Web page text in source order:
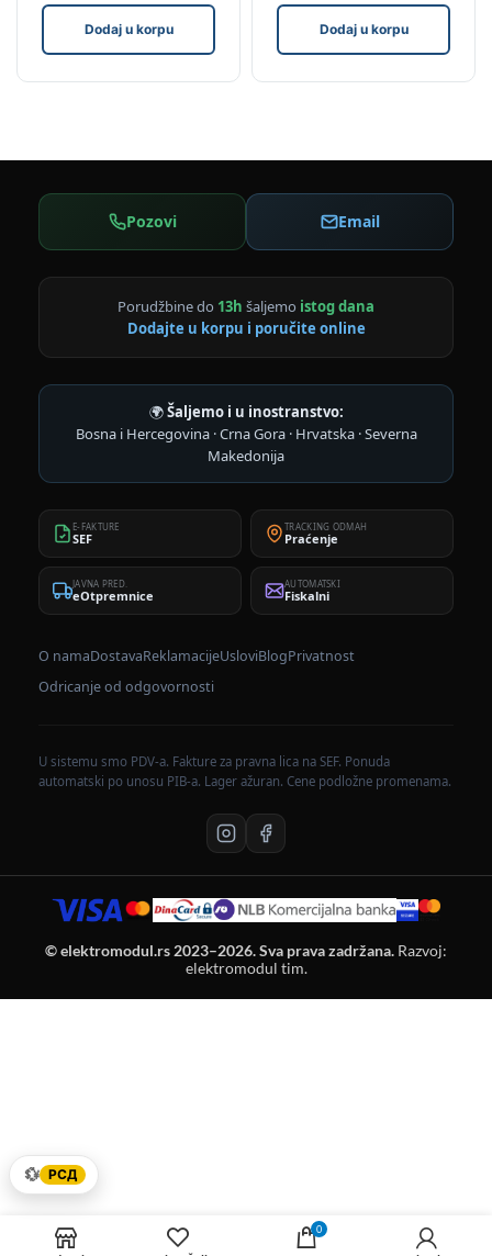
Dodaj u korpu Dodaj u korpu
Pozovi Email
Porudžbine do 13h šaljemo istog dana
Dodajte u korpu i poručite online
🌍Šaljemo i u inostranstvo:
Bosna i Hercegovina · Crna Gora · Hrvatska · Severna
Makedonija
E-FAKTURE
SEF
TRACKING ODMAH
Praćenje
JAVNA PRED.
eOtpremnice
AUTOMATSKI
Fiskalni
O namaDostavaReklamacijeUsloviBlogPrivatnost
Odricanje od odgovornosti
U sistemu smo PDV-a. Fakture za pravna lica na SEF. Ponuda
automatski po unosu PIB-a. Lager ažuran. Cene podložne promenama.
© elektromodul.rs 2023–2026. Sva prava zadržana. Razvoj:
elektromodul tim.
0
💱 РСД